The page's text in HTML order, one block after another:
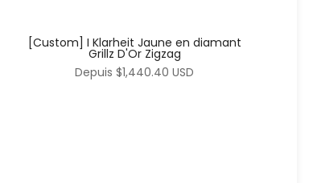
[Custom] I Klarheit Jaune en diamant
Grillz D'Or Zigzag
Depuis $1,440.40 USD